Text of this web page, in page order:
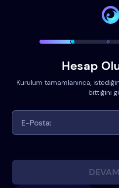
Hesap
Kurulum tamamlanınca,
bittiğini